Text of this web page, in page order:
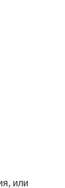
или